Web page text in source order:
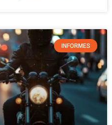
INFORMES